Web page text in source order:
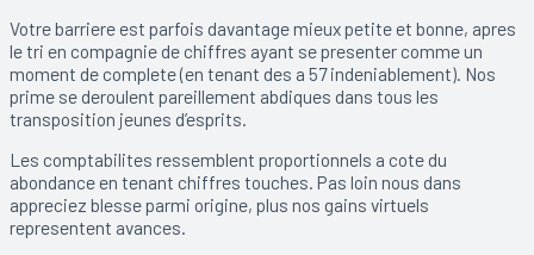
Votre barriere est parfois davantage mieux petite et bonne, apres
le tri en compagnie de chiffres ayant se presenter comme un
moment de complete (en tenant des a 57 indeniablement). Nos
prime se deroulent pareillement abdiques dans tous les
transposition jeunes d’esprits.
Les comptabilites ressemblent proportionnels a cote du
abondance en tenant chiffres touches. Pas loin nous dans
appreciez blesse parmi origine, plus nos gains virtuels
representent avances.